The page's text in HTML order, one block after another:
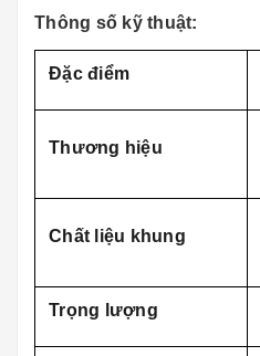
Thông số kỹ thuật:
Đặc điểm
Thương hiệu
Chất liệu khung
Trọng lượng